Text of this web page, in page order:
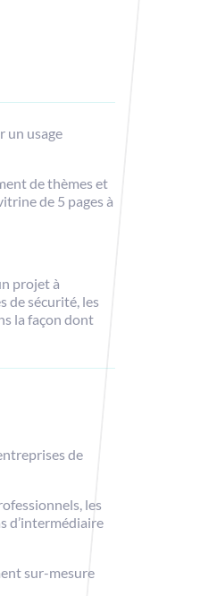
un usage
de thèmes et
de 5 pages à
projet à
de sécurité, les
la façon dont
de
les
d’intermédiaire
sur-mesure